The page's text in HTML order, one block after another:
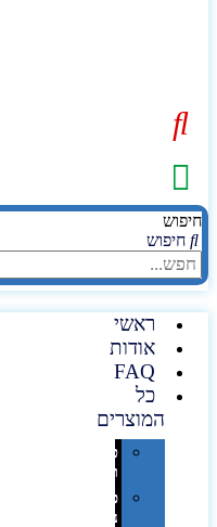
חיפוש
ראשי
אודות
FAQ
כל
המוצרים
טכנולוגיה
וגאדג'טים
פנאי,
נופש